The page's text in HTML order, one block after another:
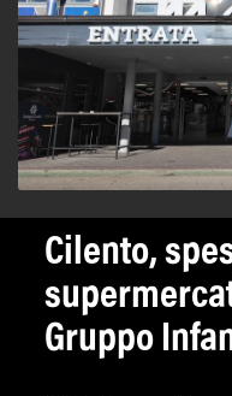
Cilento,
Gruppo